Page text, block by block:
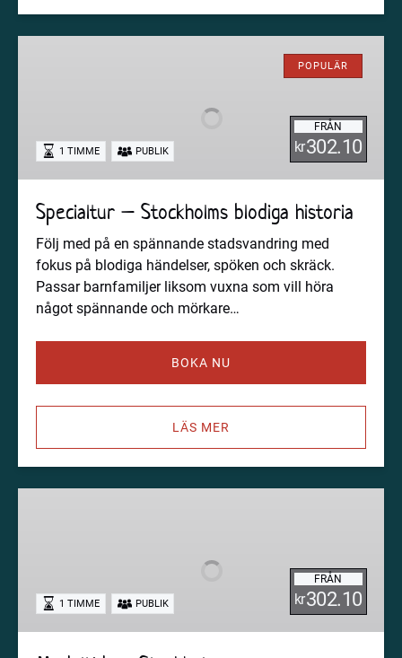
POPULÄR
FRÅN
kr302.10
1 TIMME PUBLIK
Specialtur – Stockholms blodiga historia
Följ med på en spännande stadsvandring med
fokus på blodiga händelser, spöken och skräck.
Passar barnfamiljer liksom vuxna som vill höra
något spännande och mörkare…
BOKA NU
LÄS MER
Gamla
FRÅN
kr302.10
1 TIMME PUBLIK